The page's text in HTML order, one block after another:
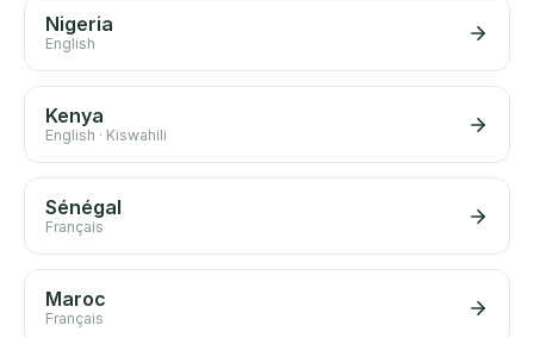
Nigeria
English
Kenya
English · Kiswahili
Sénégal
Français
Maroc
Français